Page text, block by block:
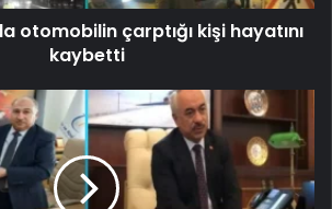
otomobilin çarptığı kişi hayatını
kaybetti